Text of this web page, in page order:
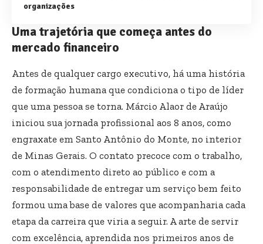
organizações
Uma trajetória que começa antes do
mercado financeiro
Antes de qualquer cargo executivo, há uma história
de formação humana que condiciona o tipo de líder
que uma pessoa se torna. Márcio Alaor de Araújo
iniciou sua jornada profissional aos 8 anos, como
engraxate em Santo Antônio do Monte, no interior
de Minas Gerais. O contato precoce com o trabalho,
com o atendimento direto ao público e com a
responsabilidade de entregar um serviço bem feito
formou uma base de valores que acompanharia cada
etapa da carreira que viria a seguir. A arte de servir
com excelência, aprendida nos primeiros anos de